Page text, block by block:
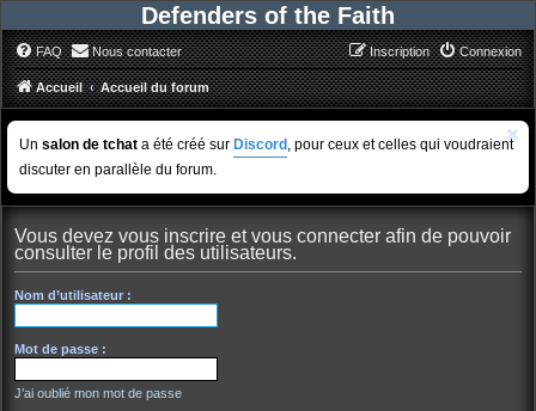
Defenders of the Faith
FAQ Nous contacter Connexion
Inscription
Accueil Accueil du forum
Un salon de tchat a été créé sur Discord , pour ceux et celles qui voudraient
discuter en parallèle du forum.
Vous devez vous inscrire et vous connecter afin de pouvoir
consulter le profil des utilisateurs.
Nom d’utilisateur :
Mot de passe :
J’ai oublié mon mot de passe